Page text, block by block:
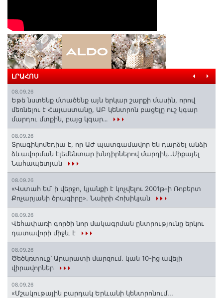
ԼՐԱՀՈՍ
08.09.26
Եթե նստենք մտածենք այն երկար շարքի մասին, որով
մեռնելու է Հայաստանը, ԱԲ կենտրոն բացելը ուշ կգար
մարդու մտքին, բայց կգար․․․
08.09.26
Տրագիկոմեդիա է, որ ԱԺ պատգամավոր են դարձել անձի
ձևավորման էլեմենտար խնդիրներով մարդիկ․․․Միքայել
Նահապետյան
08.09.26
«Վստահ եմ՝ ի վերջո, կյանքի է կոչվելու 2001թ-ի Ռոբերտ
Քոչարյանի ծրագիրը». Նաիրի Հոխիկյան
08.09.26
Վեհափառի գործի նոր մակագրման ընտրությունը երկու
դատավորի միջև է
08.09.26
Ծեծկռտուք՝ Արարատի մարզում. կան 10-ից ավելի
վիրավորներ
08.09.26
«Մշակութային բարդակ Երևանի կենտրոնում...